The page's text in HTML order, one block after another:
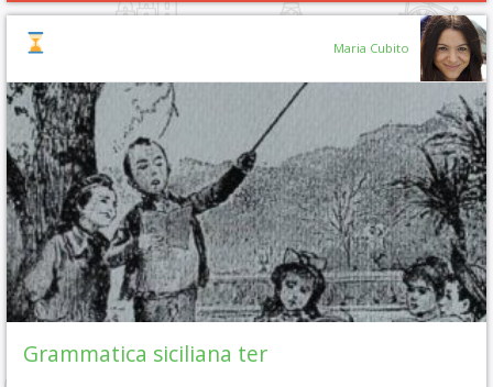
Maria Cubito
Grammatica siciliana ter